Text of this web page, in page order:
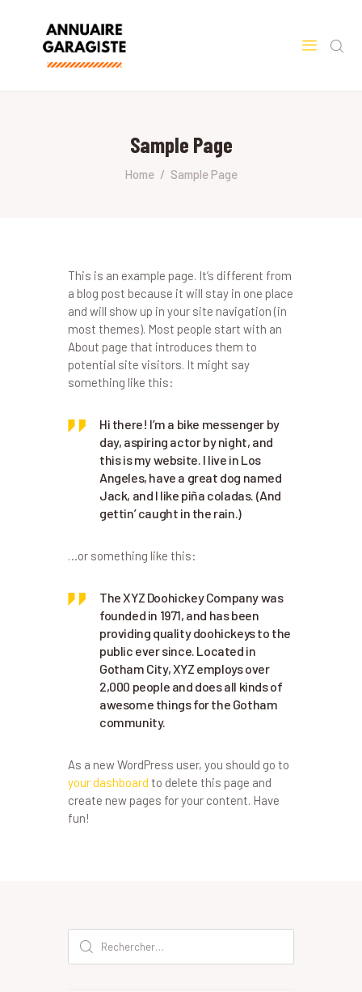
Sample Page
Home Sample Page
This is an example page. It’s different from
a blog post because it will stay in one place
and will show up in your site navigation (in
most themes). Most people start with an
About page that introduces them to
potential site visitors. It might say
something like this:
Hi there! I’m a bike messenger by
day, aspiring actor by night, and
this is my website. I live in Los
Angeles, have a great dog named
Jack, and I like piña coladas. (And
gettin’ caught in the rain.)
…or something like this:
The XYZ Doohickey Company was
founded in 1971, and has been
providing quality doohickeys to the
public ever since. Located in
Gotham City, XYZ employs over
2,000 people and does all kinds of
awesome things for the Gotham
community.
As a new WordPress user, you should go to
your dashboard to delete this page and
create new pages for your content. Have
fun!
Rechercher :